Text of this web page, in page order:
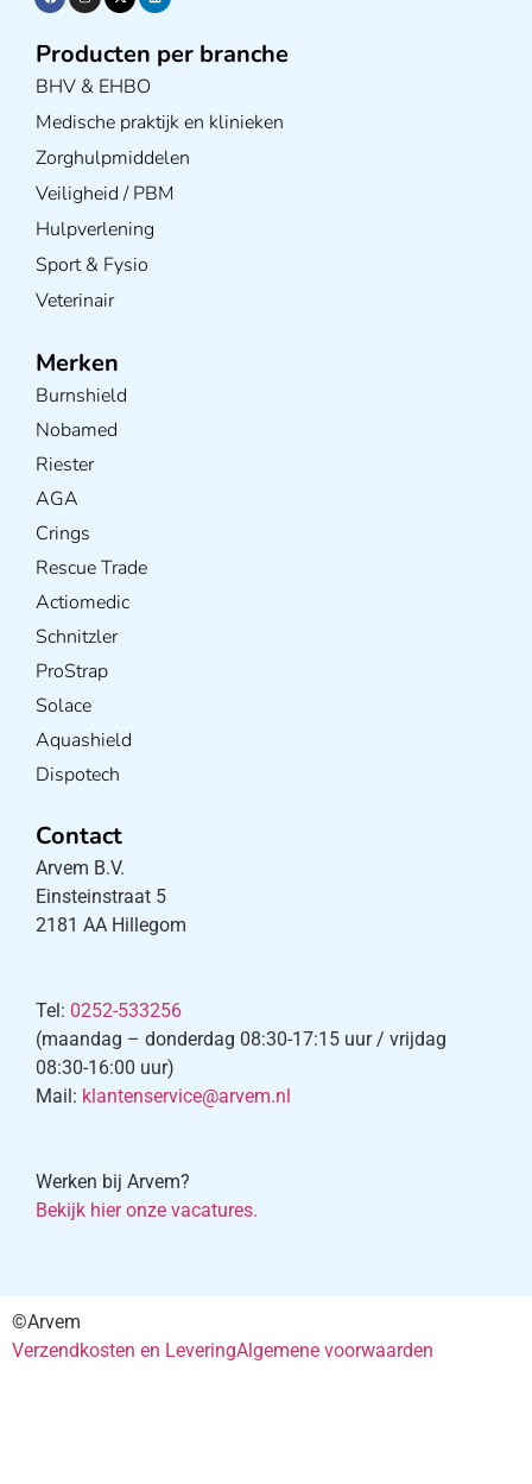
Producten per branche
BHV & EHBO
Medische praktijk en klinieken
Zorghulpmiddelen
Veiligheid / PBM
Hulpverlening
Sport & Fysio
Veterinair
Merken
Burnshield
Nobamed
Riester
AGA
Crings
Rescue Trade
Actiomedic
Schnitzler
ProStrap
Solace
Aquashield
Dispotech
Contact
Arvem B.V.
Einsteinstraat 5
2181 AA Hillegom
Tel: 0252-533256
(maandag – donderdag 08:30-17:15 uur / vrijdag
08:30-16:00 uur)
Mail: klantenservice@arvem.nl
Werken bij Arvem?
Bekijk hier onze vacatures.
©Arvem
Verzendkosten en LeveringAlgemene voorwaarden